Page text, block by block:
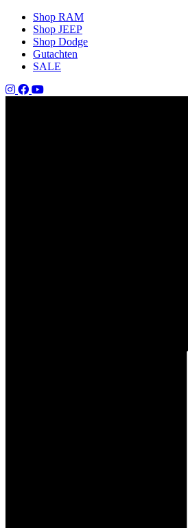
Shop RAM
Shop JEEP
Shop Dodge
Gutachten
SALE